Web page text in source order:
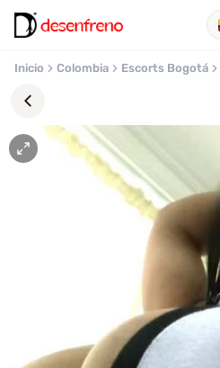
Inicio Colombia Escorts Bogotá
tus